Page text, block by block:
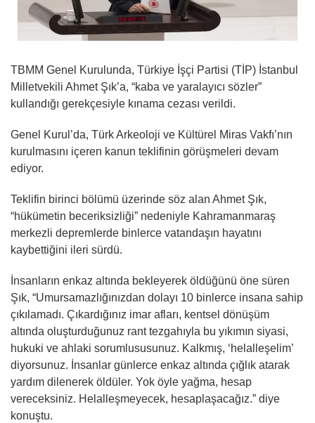
TBMM Genel Kurulunda, Türkiye İşçi Partisi (TİP) İstanbul
Milletvekili Ahmet Şık’a, “kaba ve yaralayıcı sözler”
kullandığı gerekçesiyle kınama cezası verildi.
Genel Kurul’da, Türk Arkeoloji ve Kültürel Miras Vakfı’nın
kurulmasını içeren kanun teklifinin görüşmeleri devam
ediyor.
Teklifin birinci bölümü üzerinde söz alan Ahmet Şık,
“hükümetin beceriksizliği” nedeniyle Kahramanmaraş
merkezli depremlerde binlerce vatandaşın hayatını
kaybettiğini ileri sürdü.
İnsanların enkaz altında bekleyerek öldüğünü öne süren
Şık, “Umursamazlığınızdan dolayı 10 binlerce insana sahip
çıkılamadı. Çıkardığınız imar afları, kentsel dönüşüm
altında oluşturduğunuz rant tezgahıyla bu yıkımın siyasi,
hukuki ve ahlaki sorumlususunuz. Kalkmış, ‘helalleşelim’
diyorsunuz. İnsanlar günlerce enkaz altında çığlık atarak
yardım dilenerek öldüler. Yok öyle yağma, hesap
vereceksiniz. Helalleşmeyecek, hesaplaşacağız.” diye
konuştu.